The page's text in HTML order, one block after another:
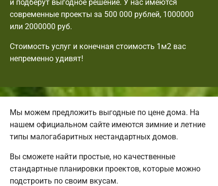
и подберут выгодное решение. У нас имеются
современные проекты за 500 000 рублей, 1000000
или 2000000 руб.
Стоимость услуг и конечная стоимость 1м2 вас
непременно удивят!
Мы можем предложить выгодные по цене дома. На
нашем официальном сайте имеются зимние и летние
типы малогабаритных нестандартных домов.
Вы сможете найти простые, но качественные
стандартные планировки проектов, которые можно
подстроить по своим вкусам.